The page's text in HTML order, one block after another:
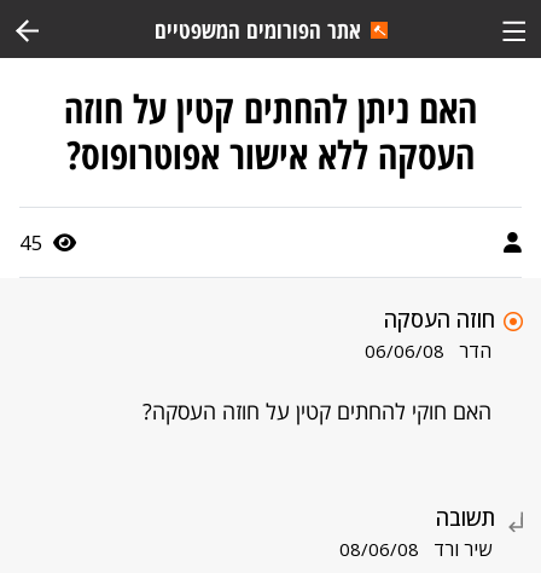
אתר הפורומים המשפטיים
האם ניתן להחתים קטין על חוזה
העסקה ללא אישור אפוטרופוס?
45
חוזה העסקה
הדר 06/06/08
האם חוקי להחתים קטין על חוזה העסקה?
תשובה
שיר ורד 08/06/08